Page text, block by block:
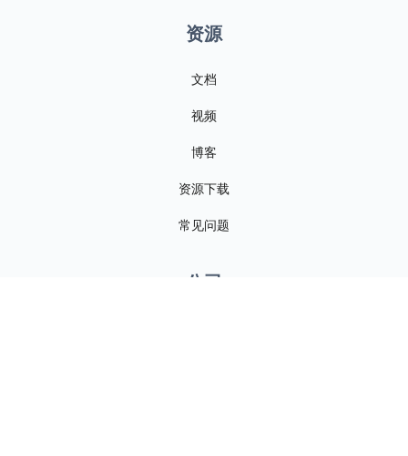
资源
文档
视频
博客
资源下载
常见问题
公司